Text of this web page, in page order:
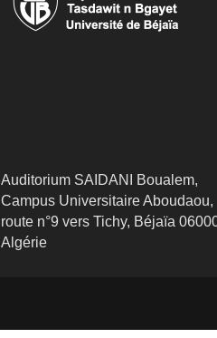
Auditorium SAIDANI Boualem,
Campus Universitaire Aboudaou,
route n°9 vers Tichy, Béjaïa
Algérie